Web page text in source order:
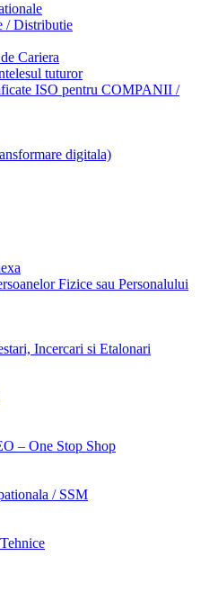
/ Distributie
Cariera
tuturor
ISO pentru COMPANII /
digitala)
Fizice sau Personalului
Incercari si Etalonari
– One Stop Shop
/ SSM